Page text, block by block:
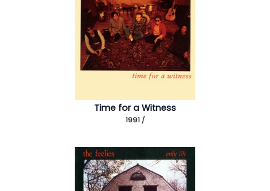
Time for a Witness
1991 /